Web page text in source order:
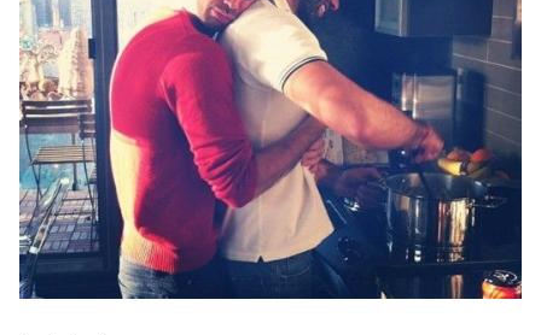
Textes & poèmes
Portfolio
Photos
Vidéos
Mon compte
Panier